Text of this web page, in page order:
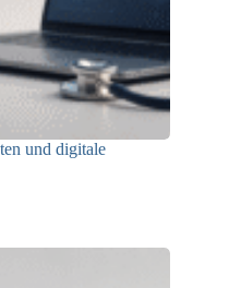
und digitale